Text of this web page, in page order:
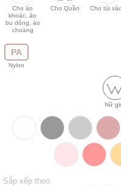
Cho áo
khoác, áo
bu dông, áo
choàng
Cho Quần Cho túi
PA
Nylon
Nữ
Sắp xếp theo